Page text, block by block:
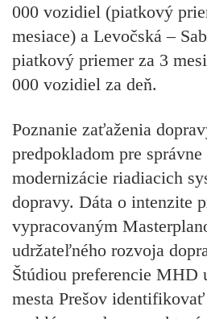
000 vozidiel (piatkový
mesiace) a Levočská –
piatkový priemer za 3
000 vozidiel za deň.
Poznanie zaťaženia
predpokladom pre
modernizácie riadiacich
dopravy. Dáta o intenzite
vypracovaným
udržateľného rozvoja
Štúdiou preferencie MHD
mesta Prešov